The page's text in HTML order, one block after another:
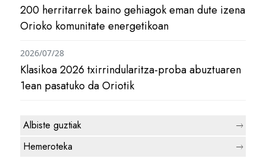
200 herritarrek baino gehiagok eman dute izena
Orioko komunitate energetikoan
Klasikoa 2026 txirrindularitza-proba abuztuaren
1ean pasatuko da Oriotik
2026/07/28
Albiste guztiak
Hemeroteka